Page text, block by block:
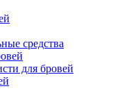
средства
для бровей